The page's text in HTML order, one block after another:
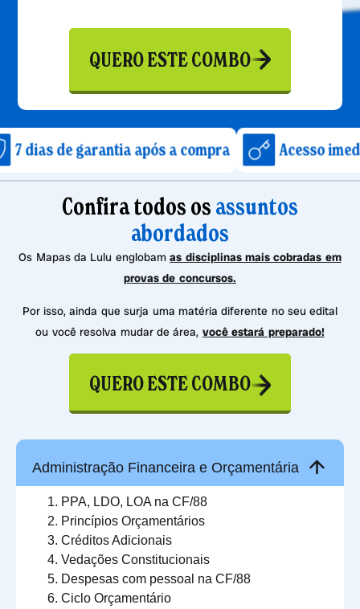
QUERO ESTE COMBO
após a compra Acesso imediato após
Confira todos os assuntos
abordados
Os Mapas da Lulu englobamas disciplinas mais cobradas em
provas de concursos.
Por isso, ainda que surja uma matéria diferente no seu edital
ou você resolva mudar de área, você estará preparado!
QUERO ESTE COMBO
Administração Financeira e Orçamentária
PPA, LDO, LOA na CF/88
Princípios Orçamentários
Créditos Adicionais
Vedações Constitucionais
Despesas com pessoal na CF/88
Ciclo Orçamentário